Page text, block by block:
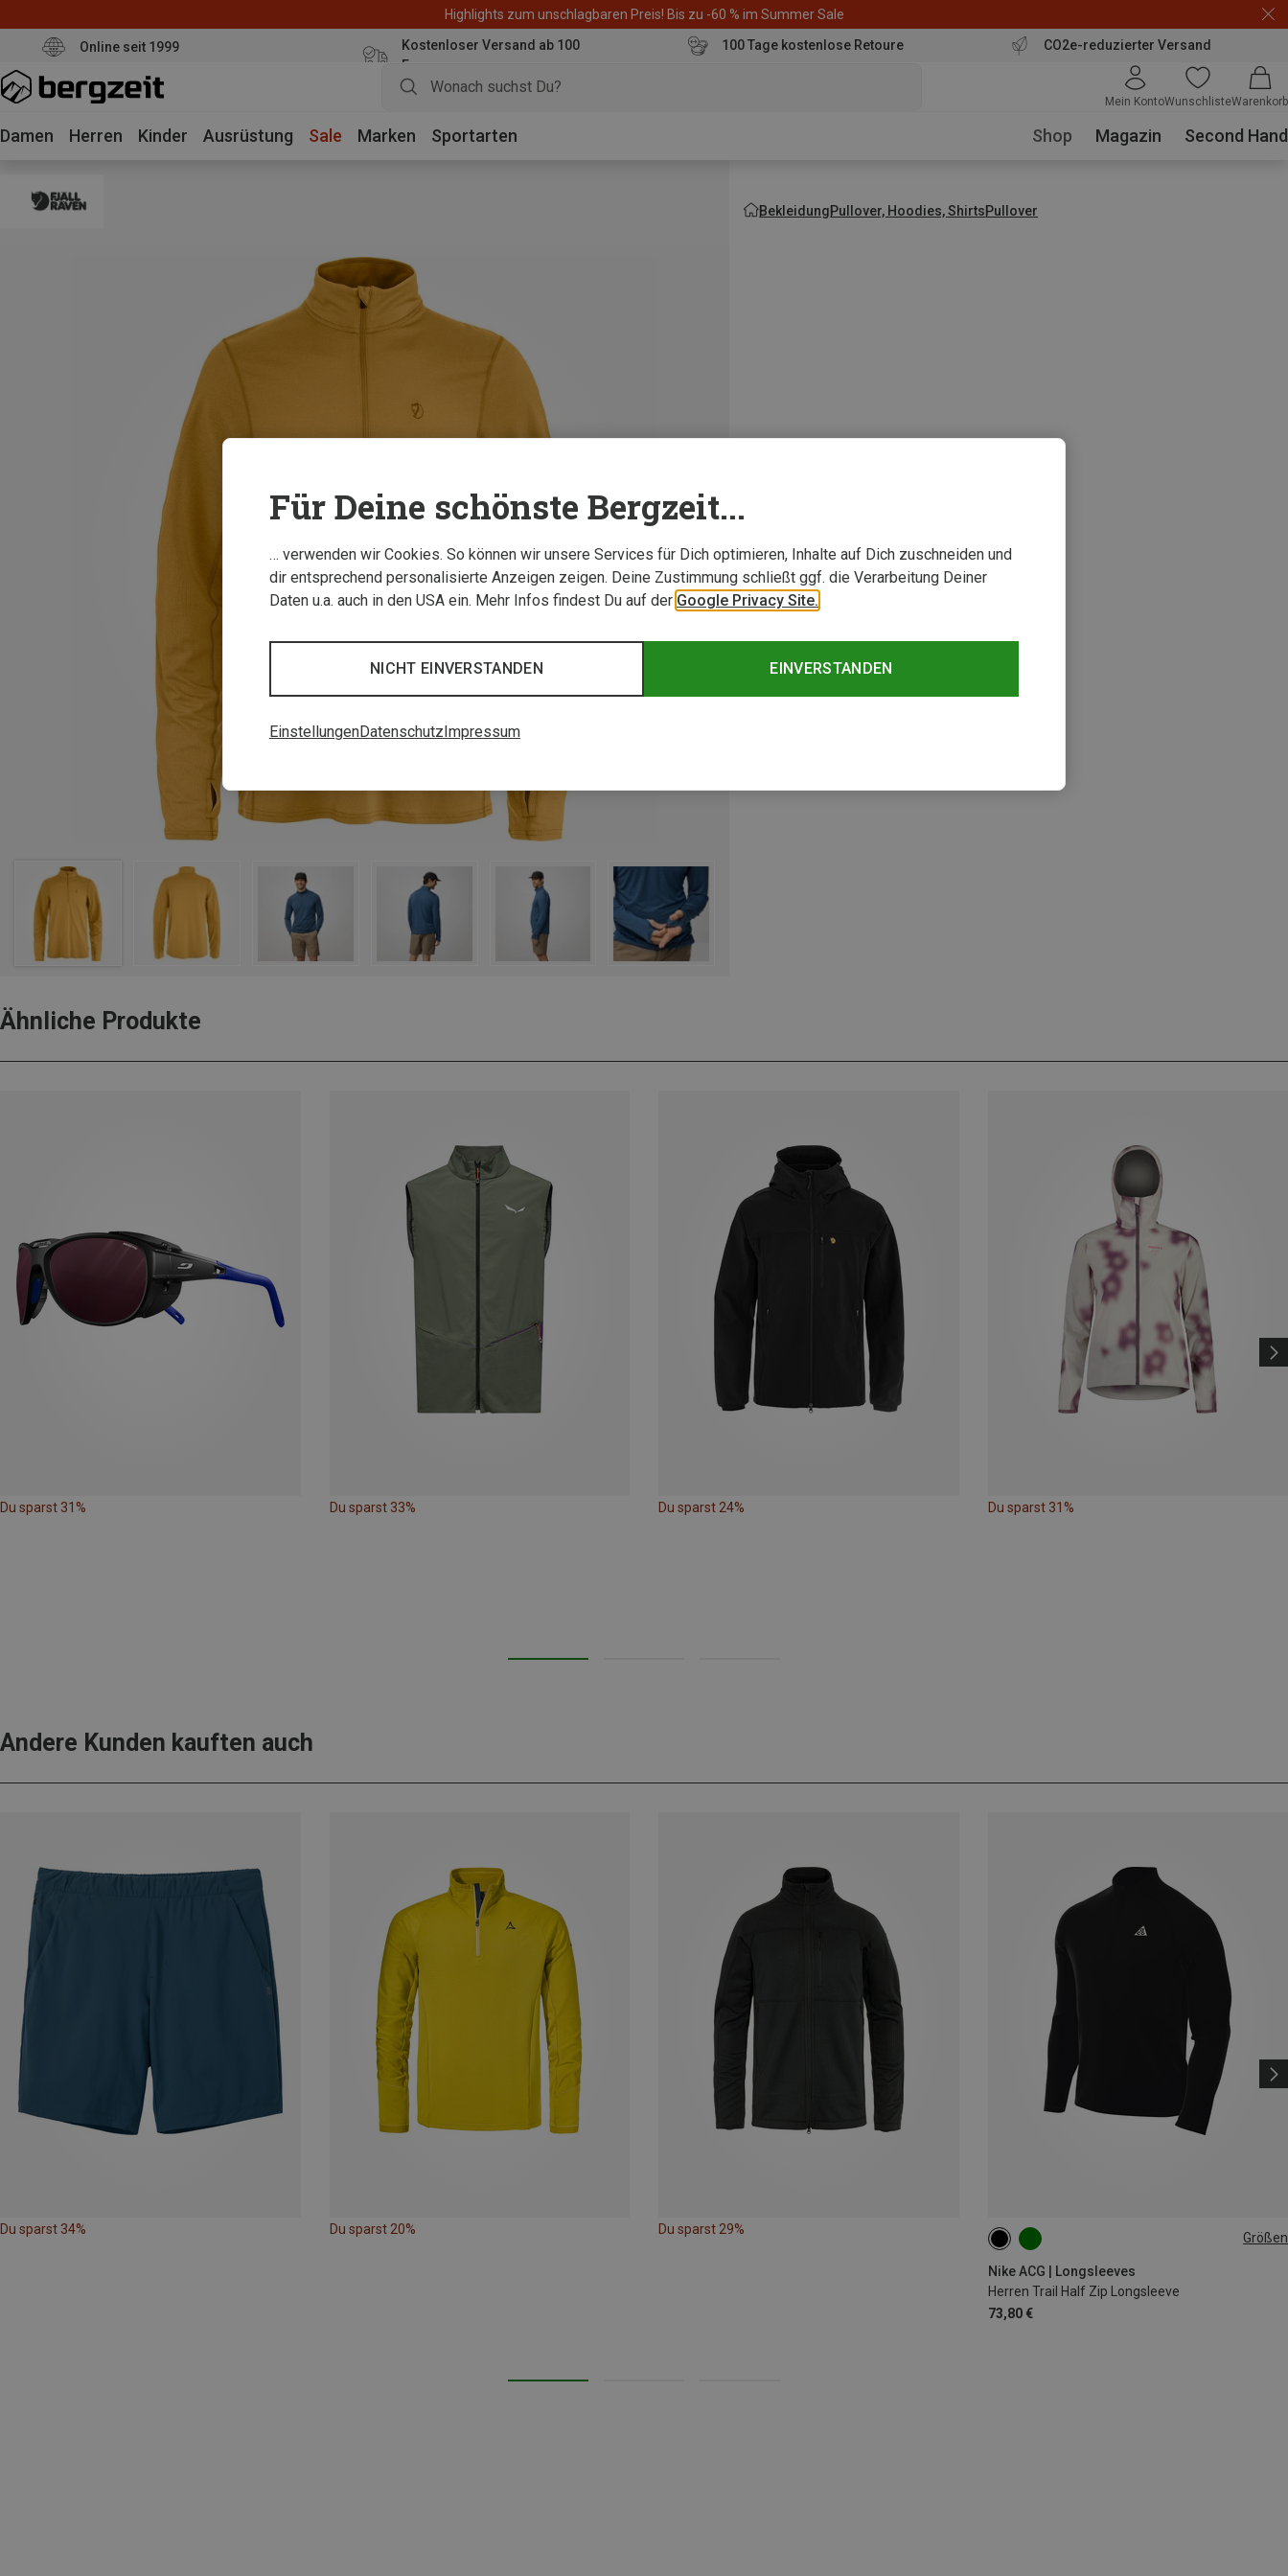
Highlights zum unschlagbaren Preis! Bis zu -60 % im Summer Sale
Online seit 1999
Kostenloser Versand ab 100
Euro
100 Tage kostenlose Retoure CO2e-reduzierter Versand
Mein KontoWunschlisteWarenkorb
Damen Herren Kinder Ausrüstung Sale Marken Sportarten Shop Magazin Second Hand
BekleidungPullover, Hoodies, ShirtsPullover
Ähnliche Produkte
Du sparst 31% Du sparst 33% Du sparst 24% Du sparst 31%
Andere Kunden kauften auch
Du sparst 34% Du sparst 20% Du sparst 29%
Größen
Nike ACG | Longsleeves
Herren Trail Half Zip Longsleeve
73,80 €
S M
Für Deine schönste Bergzeit...
… verwenden wir Cookies. So können wir unsere Services für Dich optimieren, Inhalte auf Dich zuschneiden und
dir entsprechend personalisierte Anzeigen zeigen. Deine Zustimmung schließt ggf. die Verarbeitung Deiner
Daten u.a. auch in den USA ein. Mehr Infos findest Du auf der Google Privacy Site.
EINVERSTANDEN
NICHT EINVERSTANDEN
EinstellungenDatenschutz Impressum